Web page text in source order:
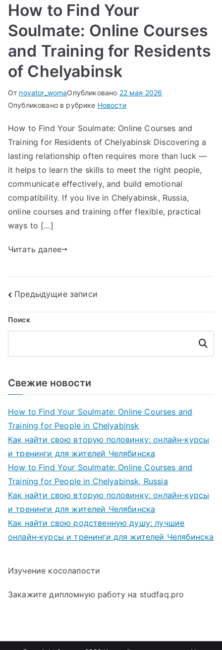
How to Find Your
Soulmate: Online Courses
and Training for Residents
of Chelyabinsk
От novator_womaОпубликовано 22 мая 2026
Опубликовано в рубрике Новости
How to Find Your Soulmate: Online Courses and
Training for Residents of Chelyabinsk Discovering a
lasting relationship often requires more than luck —
it helps to learn the skills to meet the right people,
communicate effectively, and build emotional
compatibility. If you live in Chelyabinsk, Russia,
online courses and training offer flexible, practical
ways to […]
Читать далее
Навигация
по
записям
Предыдущие записи
Поиск
Поиск
Свежие новости
How to Find Your Soulmate: Online Courses and
Training for People in Chelyabinsk
Как найти свою вторую половинку: онлайн‑курсы
и тренинги для жителей Челябинска
How to Find Your Soulmate: Online Courses and
Training for People in Chelyabinsk, Russia
Как найти свою вторую половинку: онлайн‑курсы
и тренинги для жителей Челябинска
Как найти свою родственную душу: лучшие
онлайн‑курсы и тренинги для жителей Челябинска
Изучение косолапости
Закажите дипломную работу на studfaq.pro